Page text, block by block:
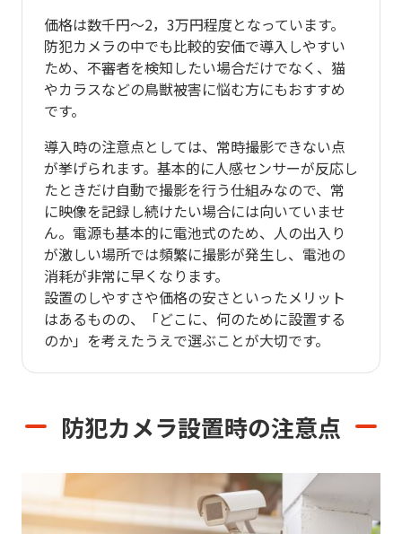
価格は数千円〜2，3万円程度となっています。
防犯カメラの中でも比較的安価で導入しやすい
ため、不審者を検知したい場合だけでなく、猫
やカラスなどの鳥獣被害に悩む方にもおすすめ
です。
導入時の注意点としては、常時撮影できない点
が挙げられます。基本的に人感センサーが反応し
たときだけ自動で撮影を行う仕組みなので、常
に映像を記録し続けたい場合には向いていませ
ん。電源も基本的に電池式のため、人の出入り
が激しい場所では頻繁に撮影が発生し、電池の
消耗が非常に早くなります。
設置のしやすさや価格の安さといったメリット
はあるものの、「どこに、何のために設置する
のか」を考えたうえで選ぶことが大切です。
防犯カメラ設置時の注意点